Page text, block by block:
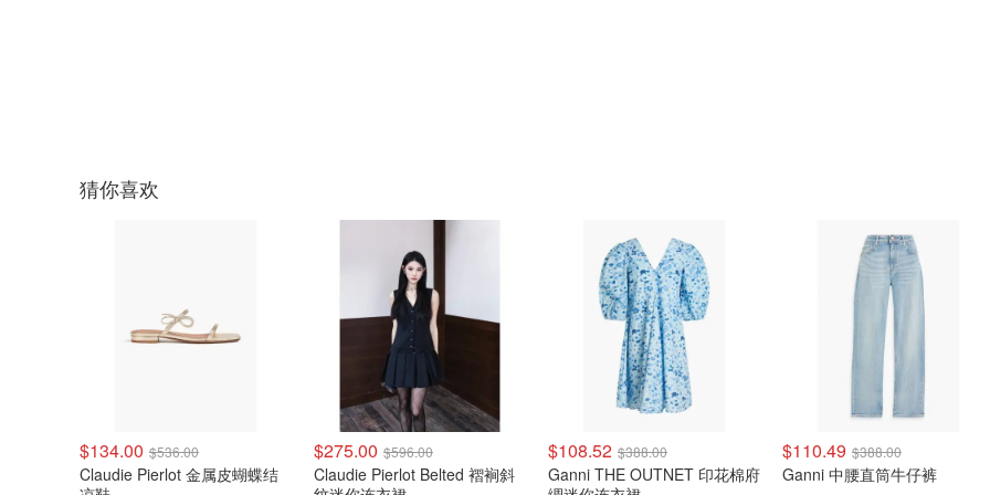
猜你喜欢
$134.00 $536.00
Claudie Pierlot 金属皮蝴蝶结
$275.00 $596.00
Claudie Pierlot Belted 褶裥斜
$108.52 $388.00
Ganni THE OUTNET 印花棉府
$110.49 $388.00
Ganni 中腰直筒牛仔裤